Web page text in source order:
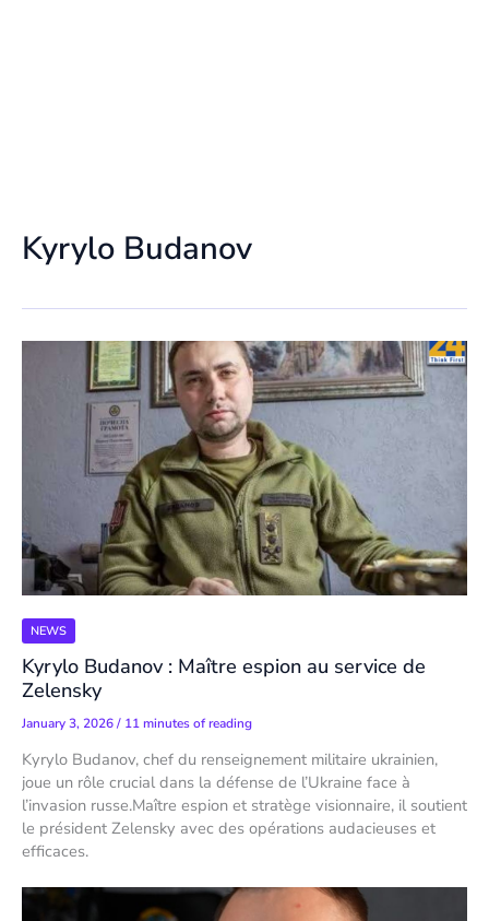
Kyrylo Budanov
NEWS
Kyrylo Budanov : Maître espion au service de
Zelensky
January 3, 2026/ 11 minutes of reading
Kyrylo Budanov, chef du renseignement militaire ukrainien,
joue un rôle crucial dans la défense de l’Ukraine face à
l’invasion russe.Maître espion et stratège visionnaire, il soutient
le président Zelensky avec des opérations audacieuses et
efficaces.